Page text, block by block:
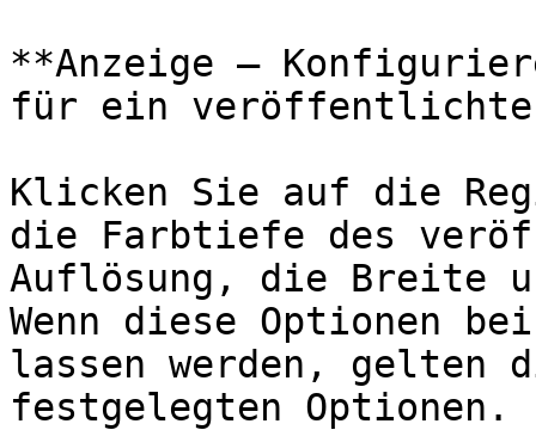
**Anzeige –
für ein veröffentlichtes
Klicken Sie auf die
die Farbtiefe des
Auflösung, die Breite
Wenn diese Optionen
lassen werden, gelten
festgelegten Optionen.